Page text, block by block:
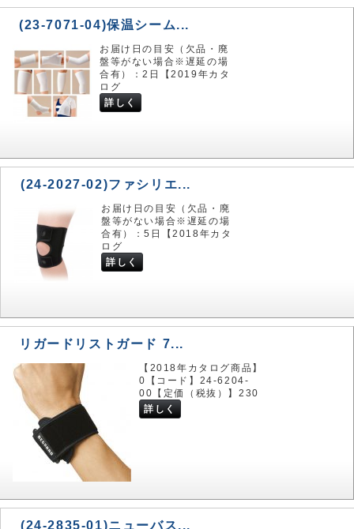
(23-7071-04)保温シーム...
お届け日の目安（欠品・廃
盤等がない場合※遅延の場
合有）：2日【2019年カタ
ログ
詳しく
(24-2027-02)ファシリエ...
お届け日の目安（欠品・廃
盤等がない場合※遅延の場
合有）：5日【2018年カタ
ログ
詳しく
リガードリストガード 7...
【2018年カタログ商品】
0【コード】24-6204-
00【定価（税抜）】230
詳しく
(24-2835-01)ニューバス...